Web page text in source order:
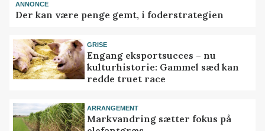
ANNONCE
Der kan være penge gemt, i foderstrategien
GRISE
Engang eksportsucces – nu
kulturhistorie: Gammel sæd kan
redde truet race
ARRANGEMENT
Markvandring sætter fokus på